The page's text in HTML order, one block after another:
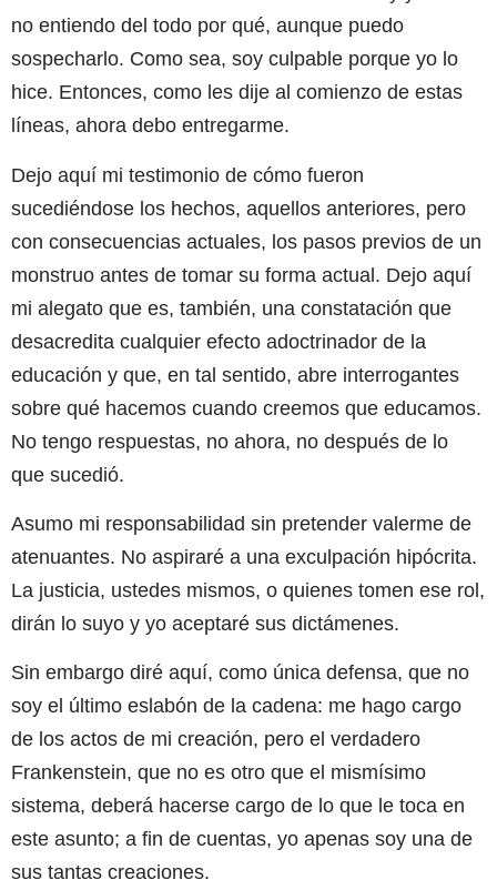
no entiendo del todo por qué, aunque puedo
sospecharlo. Como sea, soy culpable porque yo lo
hice. Entonces, como les dije al comienzo de estas
líneas, ahora debo entregarme.
Dejo aquí mi testimonio de cómo fueron
sucediéndose los hechos, aquellos anteriores, pero
con consecuencias actuales, los pasos previos de un
monstruo antes de tomar su forma actual. Dejo aquí
mi alegato que es, también, una constatación que
desacredita cualquier efecto adoctrinador de la
educación y que, en tal sentido, abre interrogantes
sobre qué hacemos cuando creemos que educamos.
No tengo respuestas, no ahora, no después de lo
que sucedió.
Asumo mi responsabilidad sin pretender valerme de
atenuantes. No aspiraré a una exculpación hipócrita.
La justicia, ustedes mismos, o quienes tomen ese rol,
dirán lo suyo y yo aceptaré sus dictámenes.
Sin embargo diré aquí, como única defensa, que no
soy el último eslabón de la cadena: me hago cargo
de los actos de mi creación, pero el verdadero
Frankenstein, que no es otro que el mismísimo
sistema, deberá hacerse cargo de lo que le toca en
este asunto; a fin de cuentas, yo apenas soy una de
sus tantas creaciones.